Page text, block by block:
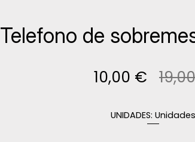
Telefono de
10,00 €
UNIDADES: Unidades